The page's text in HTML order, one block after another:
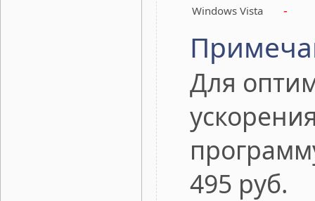
Windows Vista -
Для
495 руб.